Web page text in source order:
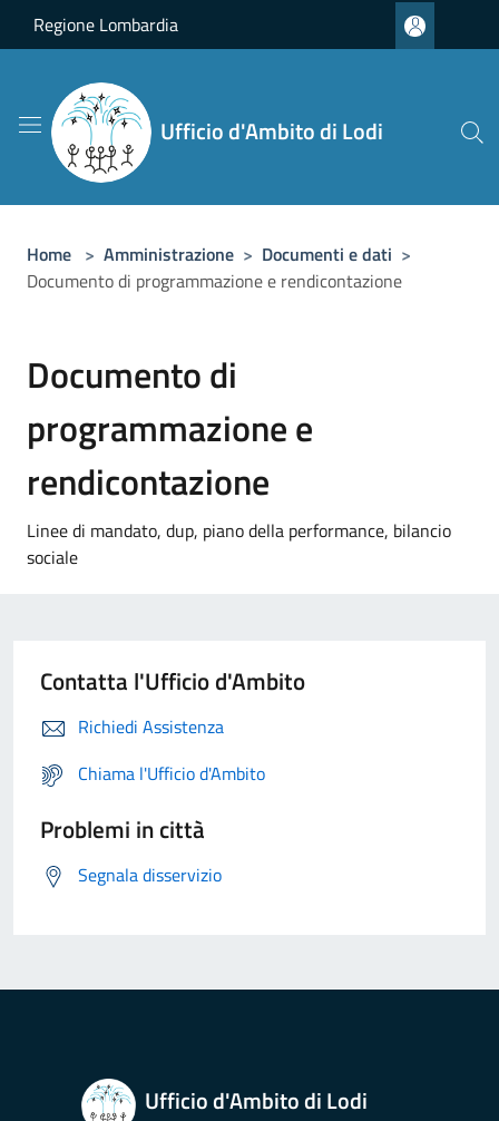
Salta al contenuto principale
Regione Lombardia
Ufficio d'Ambito di Lodi
Home > Amministrazione > Documenti e dati >
Documento di programmazione e rendicontazione
Documento di
programmazione e
rendicontazione
Linee di mandato, dup, piano della performance, bilancio
sociale
Contatta l'Ufficio d'Ambito
Richiedi Assistenza
Chiama l'Ufficio d'Ambito
Problemi in città
Segnala disservizio
Ufficio d'Ambito di Lodi